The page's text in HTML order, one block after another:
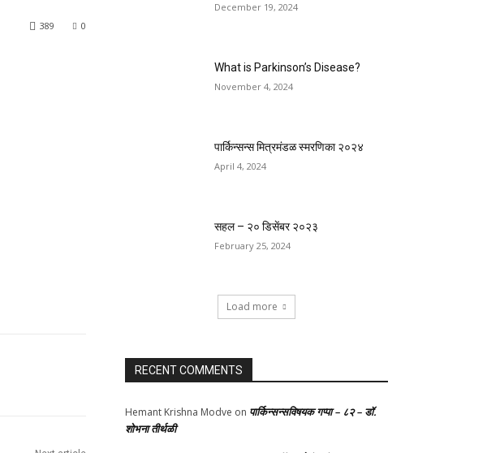
0
389
December 19, 2024
What is Parkinson’s Disease?
November 4, 2024
पार्किन्सन्स मित्रमंडळ स्मरणिका २०२४
April 4, 2024
सहल – २० डिसेंबर २०२३
February 25, 2024
Load more
RECENT COMMENTS
Hemant Krishna Modve on पार्किन्सन्सविषयक गप्पा – ८२ – डॉ.
शोभना तीर्थळी